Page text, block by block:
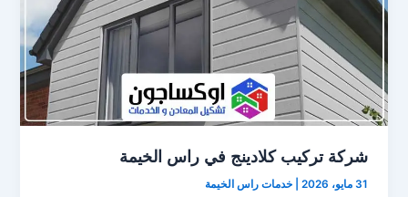
شركة تركيب كلادينج في راس الخيمة
31 مايو، 2026 |خدمات راس الخيمة